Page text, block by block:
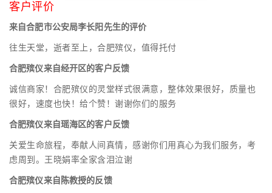
客户评价
来自合肥市公安局李长阳先生的评价
往生天堂，逝者至上，合肥殡仪，值得托付
合肥殡仪来自经开区的客户反馈
诚信商家！合肥殡仪的灵堂样式很满意，整体效果很好，质量也
很好，速度也快！给个赞！谢谢你们的服务
合肥殡仪来自瑶海区的客户反馈
关爱生命旅程，奉献人间真情，感谢你们用真心为我们服务，考
虑周到。王晓娟率全家含泪泣谢
合肥殡仪来自陈教授的反馈